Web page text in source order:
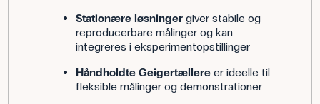
Stationære løsningergiver stabile og
reproducerbare målinger og kan
integreres i eksperimentopstillinger
Håndholdte Geigertællereer ideelle til
fleksible målinger og demonstrationer